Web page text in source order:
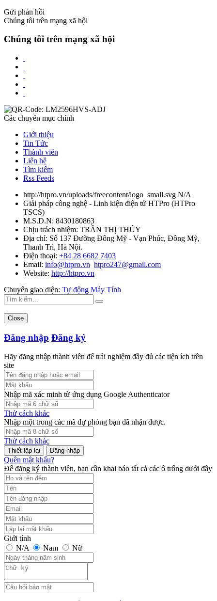
Gửi phản hồi
Chúng tôi trên mạng xã hội
Chúng tôi trên mạng xã hội
Các chuyên mục chính
Giới thiệu
Tin Tức
Thành viên
Liên hệ
Tìm kiếm
Rss Feeds
http://htpro.vn/uploads/freecontent/logo_small.svg N/A
Giải pháp công nghệ - Linh kiện điện tử HTPro (HTPro
TSCS)
M.S.D.N: 8430180863
Chịu trách nhiệm: TRẦN THỊ THỦY
Địa chỉ: Số 137 Đường Đông Mỹ - Vạn Phúc, Đông Mỹ,
Thanh Trì, Hà Nội.
Điện thoại: +84 28 6682 7403
Email: info@htpro.vn htpro247@gmail.com
Website: http://htpro.vn
Chuyển giao diện: Tự động Máy Tính
Close
Đăng nhập Đăng ký
Hãy đăng nhập thành viên để trải nghiệm đầy đủ các tiện ích trên
site
Nhập mã xác minh từ ứng dụng Google Authenticator
Thử cách khác
Nhập một trong các mã dự phòng bạn đã nhận được.
Thử cách khác
Đăng nhập
Quên mật khẩu?
Để đăng ký thành viên, bạn cần khai báo tất cả các ô trống dưới đây
Giới tính
N/A
Nam Nữ